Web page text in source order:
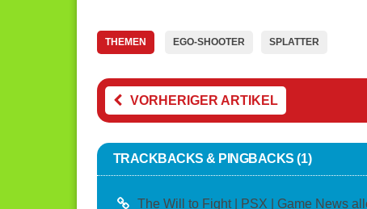
THEMEN EGO-SHOOTER SPLATTER
VORHERIGER ARTIKEL
TRACKBACKS & PINGBACKS (1)
The Will to Fight | PSX | Game News